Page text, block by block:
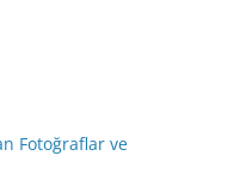
Fotoğraflar ve